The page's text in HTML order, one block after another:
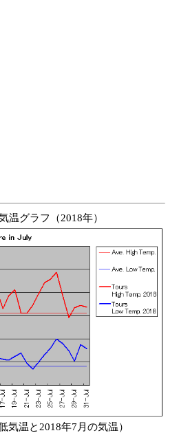
温グラフ（2018年）
気温と2018年7月の気温）